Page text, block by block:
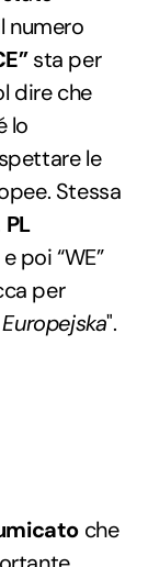
numero
sta per
dire che
lo
le
Stessa
PL
poi “WE”
per
".
che